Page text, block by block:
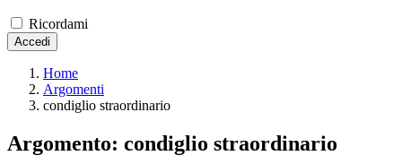
Ricordami
Accedi
Home
Argomenti
condiglio straordinario
Argomento: condiglio straordinario